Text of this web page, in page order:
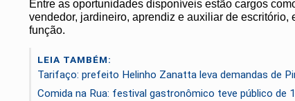
Entre as oportunidades disponíveis estão cargos
vendedor, jardineiro, aprendiz e auxiliar de
função.
LEIA TAMBÉM:
Tarifaço: prefeito Helinho Zanatta leva demandas de
Comida na Rua: festival gastronômico teve público de